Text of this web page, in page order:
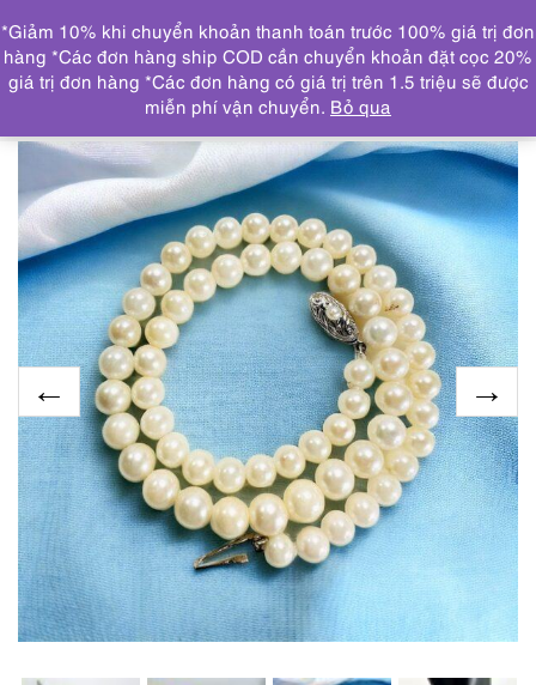
DANH MỤC
Trang chủ TRANG SỨC KHUYÊN TAI
2439-Dây
chuyền ngọc trai-Seawater pearl necklace-Khá mới
*Giảm 10% khi chuyển khoản thanh toán trước 100% giá trị đơn
hàng *Các đơn hàng ship COD cần chuyển khoản đặt cọc 20%
giá trị đơn hàng *Các đơn hàng có giá trị trên 1.5 triệu sẽ được
miễn phí vận chuyển. Bỏ qua